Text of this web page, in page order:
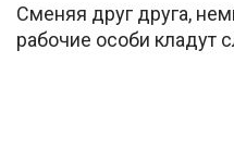
Сменяя друг друга,
рабочие особи кладут